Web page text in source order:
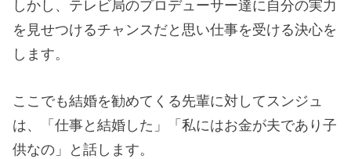
しかし、テレビ局のプロデューサー達に自分の実力
を見せつけるチャンスだと思い仕事を受ける決心を
します。
ここでも結婚を勧めてくる先輩に対してスンジュ
は、「仕事と結婚した」「私にはお金が夫であり子
供なの」と話します。